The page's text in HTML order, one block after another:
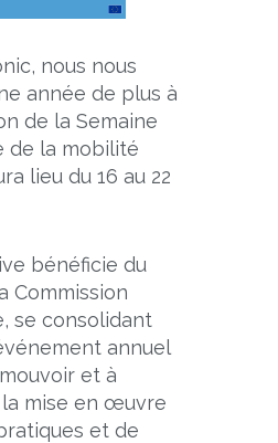
nous nous
année de plus à
de la Semaine
de la mobilité
lieu du 16 au 22
bénéficie du
Commission
se consolidant
annuel
et à
mise en œuvre
et de